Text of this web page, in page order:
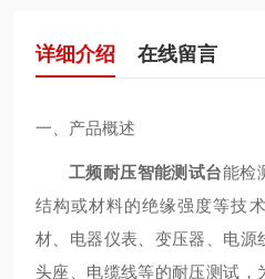
详细介绍 在线留言
一、产品概述
工频耐压智能测试台能检
结构或材料的绝缘强度等技
材、电器仪表、变压器、电源
头座、电缆线等的耐压测试，